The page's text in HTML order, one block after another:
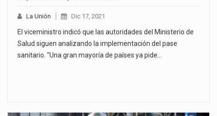
La Unión Dic 17, 2021
El viceministro indicó que las autoridades del Ministerio de
Salud siguen analizando la implementación del pase
sanitario. "Una gran mayoría de países ya pide…